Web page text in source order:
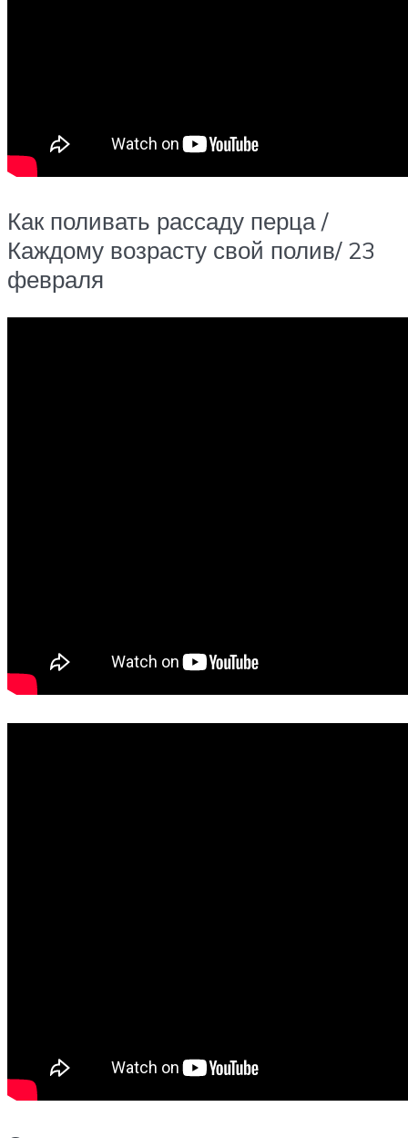
Как поливать рассаду перца /
Каждому возрасту свой полив/ 23
февраля